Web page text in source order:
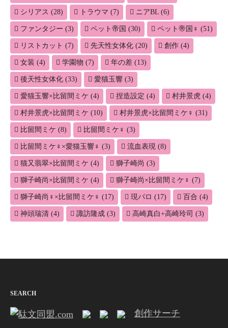
シリアス (28) トラウマ (7) ニアBL (6)
ファンタジー (3) ペット帝国 (30) ペット帝国♀ (51)
リストカット (7) 先天性女体化 (20) 創作 (4)
女装 (4) 学園物 (7) 年の差 (13)
後天性女体化 (33) 愛猫玉響 (3)
愛猫玉響×比留間ミケ (4) 捏造設定 (4) 村井景虎 (4)
村井景虎×比留間ミケ (10) 村井景虎×比留間ミケ♀ (31)
比留間ミケ (8) 比留間ミケ♀ (3)
比留間ミケ♀×愛猫玉響♀ (3) 流血表現 (8)
猫又翡翠×比留間ミケ (4) 獅子崎尚 (3)
獅子崎尚×比留間ミケ (4) 獅子崎尚×比留間ミケ♀ (7)
獅子崎尚♀×比留間ミケ♀ (17) 現パロ (17) 百合 (4)
神頭瑞清 (4) 諏訪隆成 (3) 高崎真白+高崎玲司 (3)
SEARCH
創作サーチ